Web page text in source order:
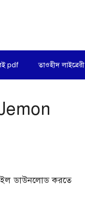
pdf তাওহীদ লাইব্রেরী
ডাউনলোড করতে